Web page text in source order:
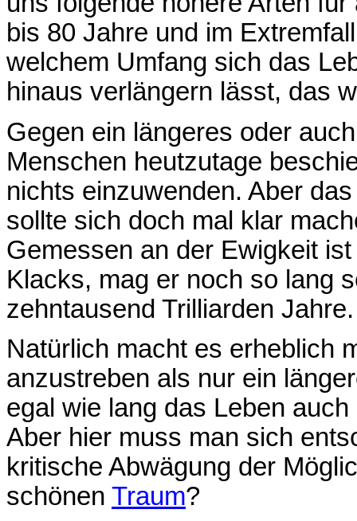
bis 80 Jahre und im
welchem Umfang sich das
hinaus verlängern lässt, das
Gegen ein längeres oder
Menschen heutzutage
nichts einzuwenden. Aber
sollte sich doch mal klar
Gemessen an der Ewigkeit
Klacks, mag er noch so lang
zehntausend Trilliarden Jahre.
Natürlich macht es erheblich
anzustreben als nur ein
egal wie lang das Leben
Aber hier muss man sich
kritische Abwägung der
schönen Traum?